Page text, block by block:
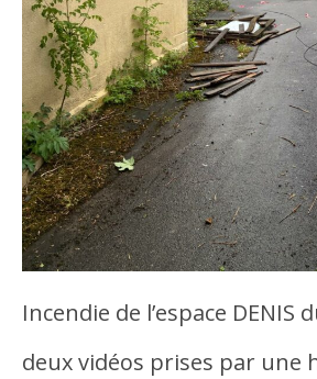
Incendie de l’espace DENIS
deux vidéos prises par une